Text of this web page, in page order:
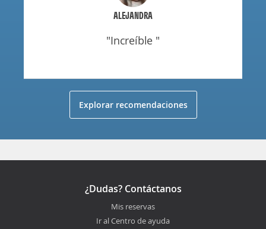
ALEJANDRA
"increíble "
Explorar recomendaciones
¿Dudas? Contáctanos
Mis reservas
Ir al Centro de ayuda